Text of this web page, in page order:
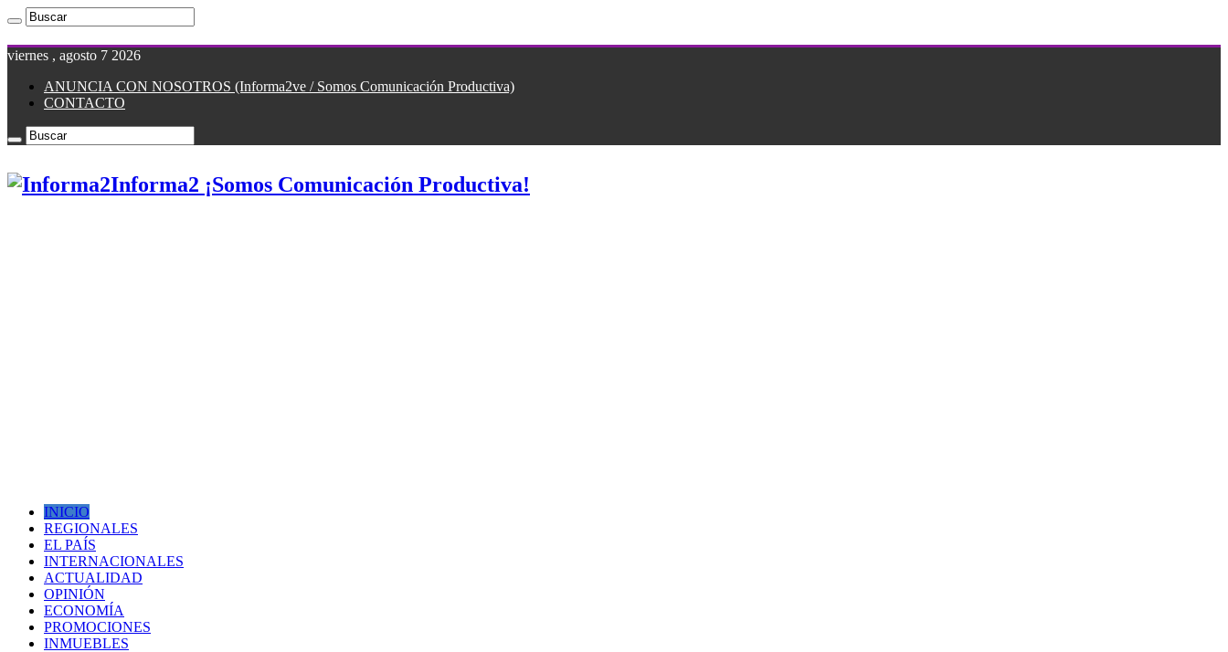
viernes , agosto 7 2026
ANUNCIA CON NOSOTROS (Informa2ve / Somos Comunicación Productiva)
CONTACTO
Informa2 ¡Somos Comunicación Productiva!
INICIO
REGIONALES
EL PAÍS
INTERNACIONALES
ACTUALIDAD
OPINIÓN
ECONOMÍA
PROMOCIONES
INMUEBLES